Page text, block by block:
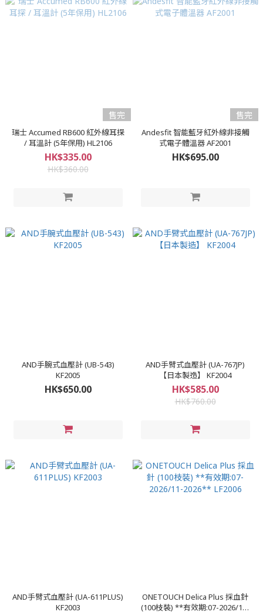
售完
瑞士 Accumed RB600 紅外線耳探
/ 耳溫計 (5年保用) HL2106
HK$335.00
HK$360.00
售完
Andesfit 智能藍牙紅外線非接觸
式電子體溫器 AF2001
HK$695.00
AND手腕式血壓計 (UB-543)
KF2005
HK$650.00
AND手臂式血壓計 (UA-767JP)
【日本製造】 KF2004
HK$585.00
HK$760.00
AND手臂式血壓計 (UA-611PLUS)
KF2003
ONETOUCH Delica Plus 採血針
(100枝裝) **有效期:07-2026/11-